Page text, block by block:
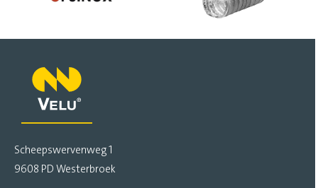
Scheepswervenweg 1
9608 PD Westerbroek